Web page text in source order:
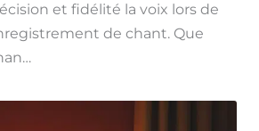
et fidélité la voix lors de
de chant. Que